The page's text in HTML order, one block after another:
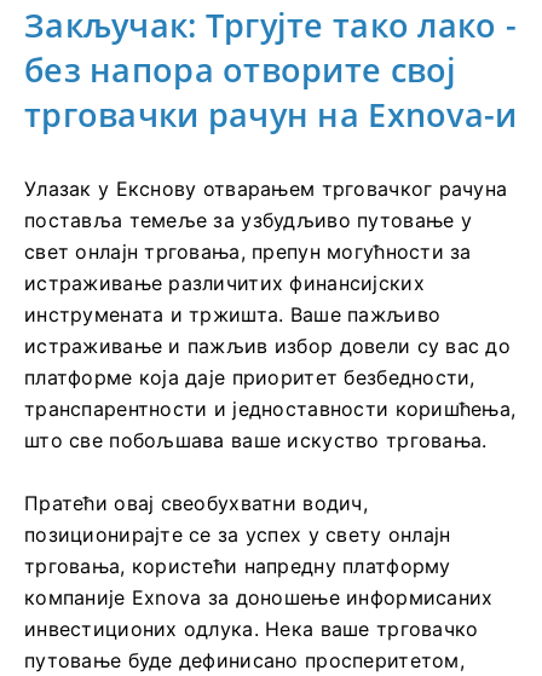
Закључак: Тргујте тако лако -
без напора отворите свој
трговачки рачун на Exnova-и
Улазак у Екснову отварањем трговачког рачуна
поставља темеље за узбудљиво путовање у
свет онлајн трговања, препун могућности за
истраживање различитих финансијских
инструмената и тржишта. Ваше пажљиво
истраживање и пажљив избор довели су вас до
платформе која даје приоритет безбедности,
транспарентности и једноставности коришћења,
што све побољшава ваше искуство трговања.
Пратећи овај свеобухватни водич,
позиционирајте се за успех у свету онлајн
трговања, користећи напредну платформу
компаније Exnova за доношење информисаних
инвестиционих одлука. Нека ваше трговачко
путовање буде дефинисано просперитетом,